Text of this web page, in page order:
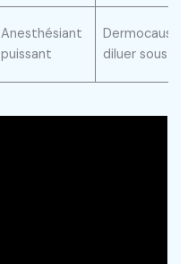
Anesthésiant
puissant
diluer sous